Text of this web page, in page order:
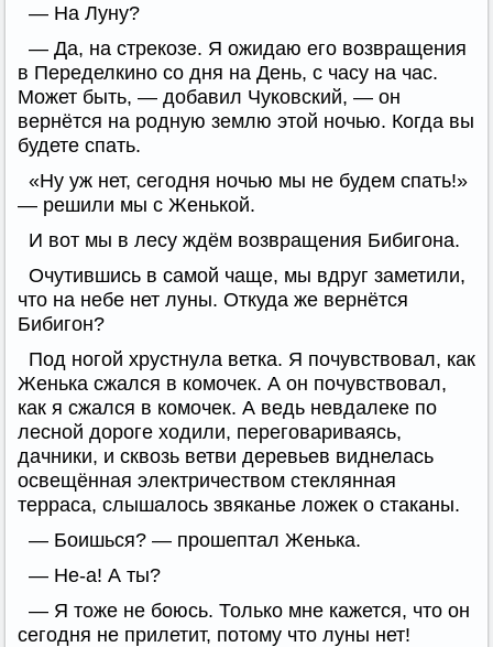
— На Луну?
— Да, на стрекозе. Я ожидаю его возвращения
в Переделкино со дня на День, с часу на час.
Может быть, — добавил Чуковский, — он
вернётся на родную землю этой ночью. Когда вы
будете спать.
«Ну уж нет, сегодня ночью мы не будем спать!»
— решили мы с Женькой.
И вот мы в лесу ждём возвращения Бибигона.
Очутившись в самой чаще, мы вдруг заметили,
что на небе нет луны. Откуда же вернётся
Бибигон?
Под ногой хрустнула ветка. Я почувствовал, как
Женька сжался в комочек. А он почувствовал,
как я сжался в комочек. А ведь невдалеке по
лесной дороге ходили, переговариваясь,
дачники, и сквозь ветви деревьев виднелась
освещённая электричеством стеклянная
терраса, слышалось звяканье ложек о стаканы.
— Боишься? — прошептал Женька.
— Не-а! А ты?
— Я тоже не боюсь. Только мне кажется, что он
сегодня не прилетит, потому что луны нет!